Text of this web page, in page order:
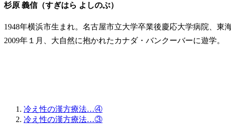
杉原 義信（すぎはら よしのぶ）
1948年横浜市生まれ。名古屋市立大学卒業後慶応大学病院、
2009年１月、大自然に抱かれたカナダ・バンクーバーに遊学。
冷え性の漢方療法…④
冷え性の漢方療法…③